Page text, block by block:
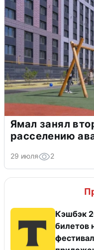
Ямал занял
расселению
29 июля 2
Кэшбэк
билетов